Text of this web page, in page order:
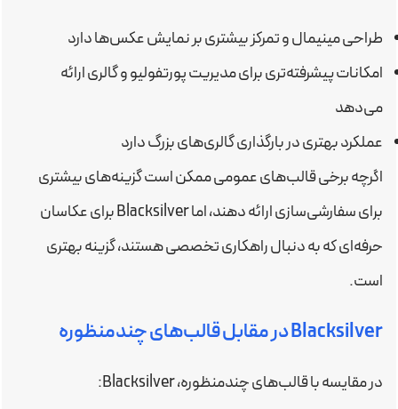
طراحی مینیمال و تمرکز بیشتری بر نمایش عکس‌ها دارد
امکانات پیشرفته‌تری برای مدیریت پورتفولیو و گالری ارائه
می‌دهد
عملکرد بهتری در بارگذاری گالری‌های بزرگ دارد
اگرچه برخی قالب‌های عمومی ممکن است گزینه‌های بیشتری
برای سفارشی‌سازی ارائه دهند، اما Blacksilver برای عکاسان
حرفه‌ای که به دنبال راهکاری تخصصی هستند، گزینه بهتری
است.
Blacksilver در مقابل قالب‌های چندمنظوره
در مقایسه با قالب‌های چندمنظوره، Blacksilver: